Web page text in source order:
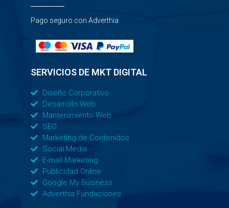
Pago seguro con Adverthia
SERVICIOS DE MKT DIGITAL
Diseño Corporativo
Desarrollo Web
Mantenimiento Web
SEO
Marketing de Contenidos
Social Media
E-mail Marketing
Publicidad Online
Google My Business
Adverthia Fundaciones